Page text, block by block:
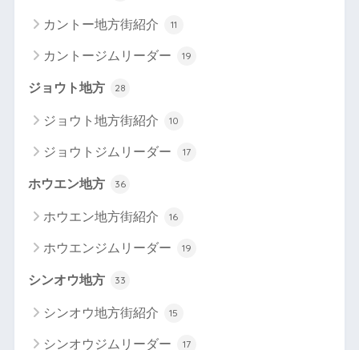
カントー地方街紹介 11
カントージムリーダー 19
ジョウト地方 28
ジョウト地方街紹介 10
ジョウトジムリーダー 17
ホウエン地方 36
ホウエン地方街紹介 16
ホウエンジムリーダー 19
シンオウ地方 33
シンオウ地方街紹介 15
シンオウジムリーダー 17